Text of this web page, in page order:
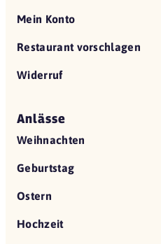
Mein Konto
Restaurant vorschlagen
Widerruf
Anlässe
Weihnachten
Geburtstag
Ostern
Hochzeit